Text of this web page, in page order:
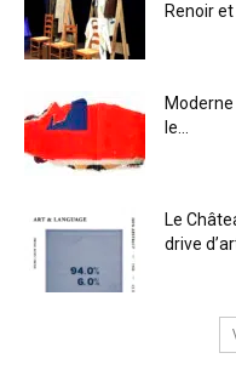
Renoir et
le...
Le
drive